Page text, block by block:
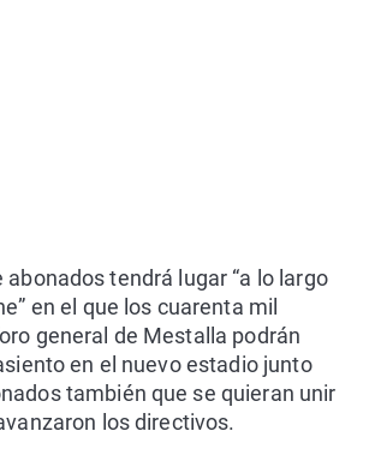
abonados tendrá lugar “a lo largo
en el que los cuarenta mil
general de Mestalla podrán
en el nuevo estadio junto
también que se quieran unir
los directivos.